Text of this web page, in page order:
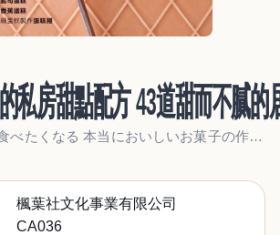
私房甜點配方 43道甜而不膩的
何度でも作って、食べたくなる 本当においしいお菓子の作り方
楓葉社文化事業有限公司
CA036